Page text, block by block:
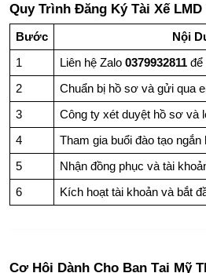
Quy Trình Đăng Ký Tài Xế LMD
Bước Nội
1 Liên hệ Zalo 0379932811 để
2 Chuẩn bị hồ sơ và gửi qua
3 Công ty xét duyệt hồ sơ và
4 Tham gia buổi đào tạo ngắn
5 Nhận đồng phục và tài
6 Kích hoạt tài khoản và bắt
Cơ Hội Dành Cho Bạn Tại Mỹ